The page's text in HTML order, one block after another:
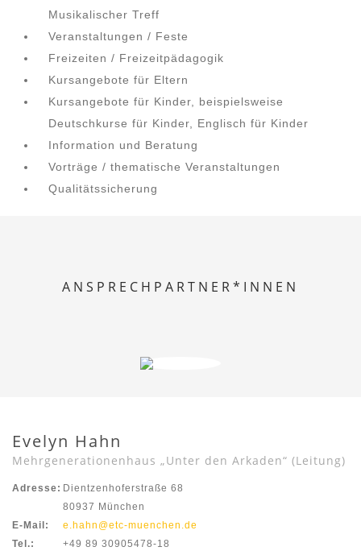
Musikalischer Treff
Veranstaltungen / Feste
Freizeiten / Freizeitpädagogik
Kursangebote für Eltern
Kursangebote für Kinder, beispielsweise
Deutschkurse für Kinder, Englisch für Kinder
Information und Beratung
Vorträge / thematische Veranstaltungen
Qualitätssicherung
ANSPRECHPARTNER*INNEN
Evelyn Hahn
Mehrgenerationenhaus „Unter den Arkaden“ (Leitung)
Adresse: Dientzenhoferstraße 68
80937 München
E-Mail:
e.hahn@etc-muenchen.de
Tel.:
+49 89 30905478-18